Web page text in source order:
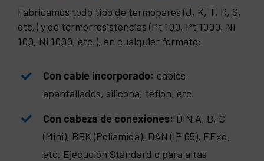
CONTACTO
Fabricamos todo tipo de termopares (J, K, T, R, S,
etc.) y de termorresistencias (Pt 100, Pt 1000, Ni
100, Ni 1000, etc.), en cualquier formato:
Con cable incorporado: cables
apantallados, silicona, teflón, etc.
Con cabeza de conexiones: DIN A, B, C
(Mini), BBK (Poliamida), DAN (IP 65), EExd,
etc. Ejecución Stándard o para altas